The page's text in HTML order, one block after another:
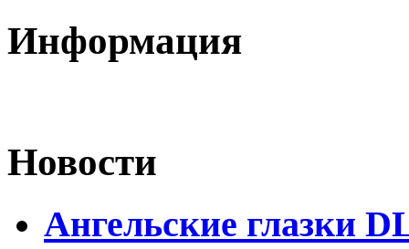
Информация
Новости
Ангельские глазки